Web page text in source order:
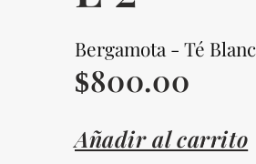
Bergamota - Té
$800.00
Añadir al carrito